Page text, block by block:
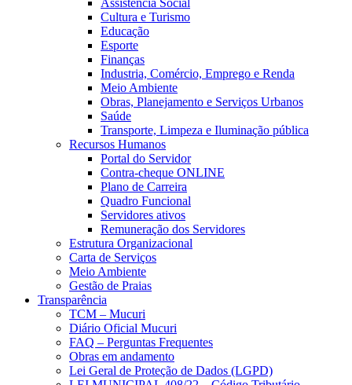
Assistência Social
Cultura e Turismo
Educação
Esporte
Finanças
Industria, Comércio, Emprego e Renda
Meio Ambiente
Obras, Planejamento e Serviços Urbanos
Saúde
Transporte, Limpeza e Iluminação pública
Recursos Humanos
Portal do Servidor
Contra-cheque ONLINE
Plano de Carreira
Quadro Funcional
Servidores ativos
Remuneração dos Servidores
Estrutura Organizacional
Carta de Serviços
Meio Ambiente
Gestão de Praias
Transparência
TCM – Mucuri
Diário Oficial Mucuri
FAQ – Perguntas Frequentes
Obras em andamento
Lei Geral de Proteção de Dados (LGPD)